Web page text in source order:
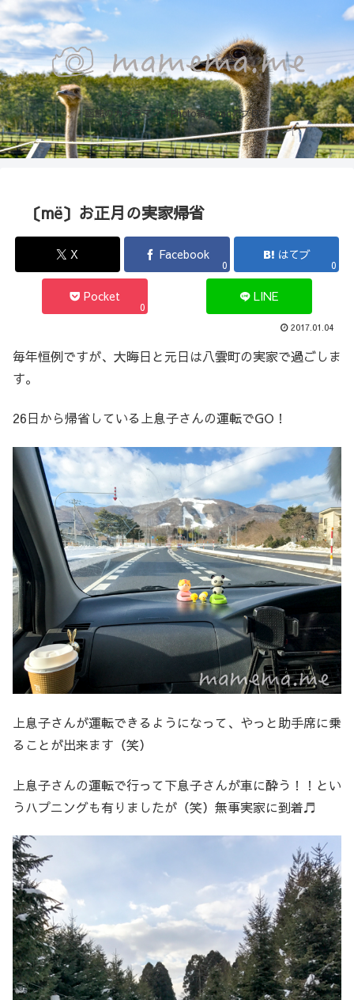
函館のカメラマン『Photo箱』naoのブログ
〔më〕お正月の実家帰省
X Facebook
0
はてブ
0
Pocket
0
LINE
2017.01.04
毎年恒例ですが、大晦日と元日は八雲町の実家で過ごしま
す。
26日から帰省している上息子さんの運転でGO！
上息子さんが運転できるようになって、やっと助手席に乗
ることが出来ます（笑）
上息子さんの運転で行って下息子さんが車に酔う！！とい
うハプニングも有りましたが（笑）無事実家に到着♬